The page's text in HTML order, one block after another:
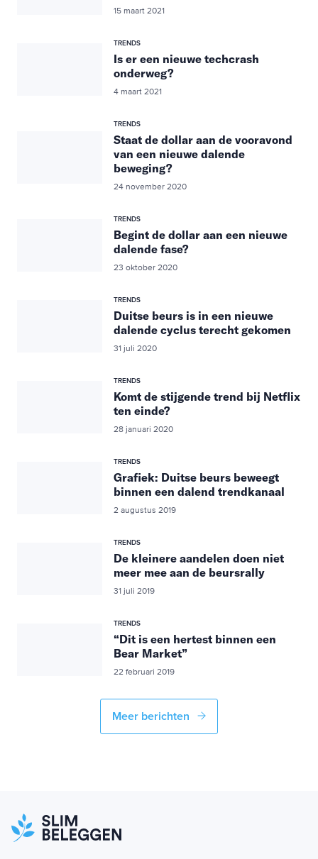
15 maart 2021
TRENDS
Is er een nieuwe techcrash
onderweg?
4 maart 2021
TRENDS
Staat de dollar aan de vooravond
van een nieuwe dalende
beweging?
24 november 2020
TRENDS
Begint de dollar aan een nieuwe
dalende fase?
23 oktober 2020
TRENDS
Duitse beurs is in een nieuwe
dalende cyclus terecht gekomen
31 juli 2020
TRENDS
Komt de stijgende trend bij Netflix
ten einde?
28 januari 2020
TRENDS
Grafiek: Duitse beurs beweegt
binnen een dalend trendkanaal
2 augustus 2019
TRENDS
De kleinere aandelen doen niet
meer mee aan de beursrally
31 juli 2019
TRENDS
“Dit is een hertest binnen een
Bear Market”
22 februari 2019
Meer berichten